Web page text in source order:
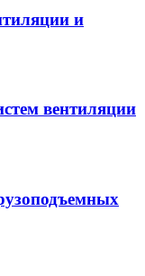
и
вентиляции